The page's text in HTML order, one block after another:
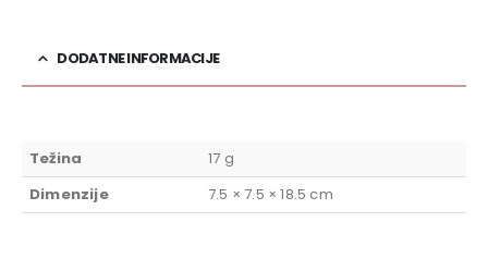
DODATNE INFORMACIJE
Težina
17 g
Dimenzije
7.5 × 7.5 × 18.5 cm